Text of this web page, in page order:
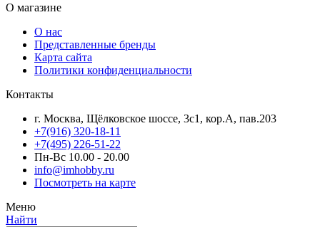
О магазине
О нас
Представленные бренды
Карта сайта
Политики конфиденциальности
Контакты
г. Москва, Щёлковское шоссе, 3с1, кор.А, пав.203
+7(916) 320-18-11
+7(495) 226-51-22
Пн-Вс 10.00 - 20.00
info@imhobby.ru
Посмотреть на карте
Меню
Найти